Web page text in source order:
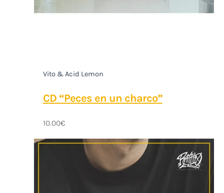
Vito & Acid Lemon
CD “Peces en un charco”
10.00€